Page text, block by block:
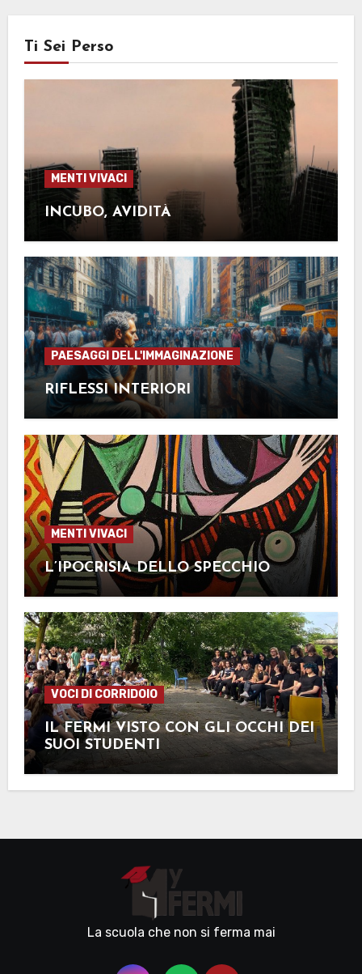
Ti Sei Perso
MENTI VIVACI
INCUBO, AVIDITÀ
PAESAGGI DELL'IMMAGINAZIONE
RIFLESSI INTERIORI
MENTI VIVACI
L’IPOCRISIA DELLO SPECCHIO
VOCI DI CORRIDOIO
IL FERMI VISTO CON GLI OCCHI DEI
SUOI STUDENTI
La scuola che non si ferma mai